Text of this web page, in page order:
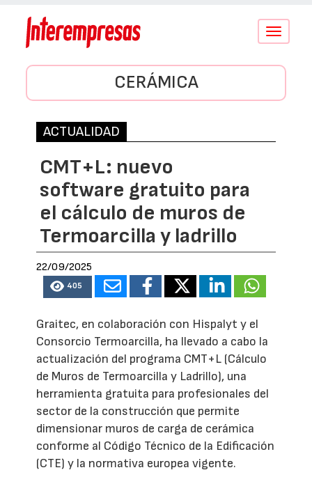
Conmutar
CERÁMICA
ACTUALIDAD
CMT+L: nuevo
software gratuito para
el cálculo de muros de
Termoarcilla y ladrillo
22/09/2025
405
Graitec, en colaboración con Hispalyt y el
Consorcio Termoarcilla, ha llevado a cabo la
actualización del programa CMT+L (Cálculo
de Muros de Termoarcilla y Ladrillo), una
herramienta gratuita para profesionales del
sector de la construcción que permite
dimensionar muros de carga de cerámica
conforme al Código Técnico de la Edificación
(CTE) y la normativa europea vigente.